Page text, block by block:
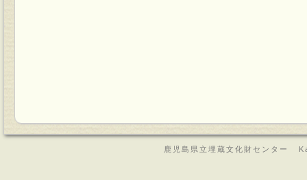
鹿児島県立埋蔵文化財センタ